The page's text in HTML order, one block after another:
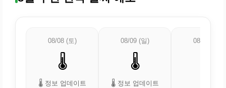
08/08 (토)
🌡️
🌡️ 정보 업데이트
08/09 (일)
🌡️
🌡️ 정보 업데이트
08/10 (월)